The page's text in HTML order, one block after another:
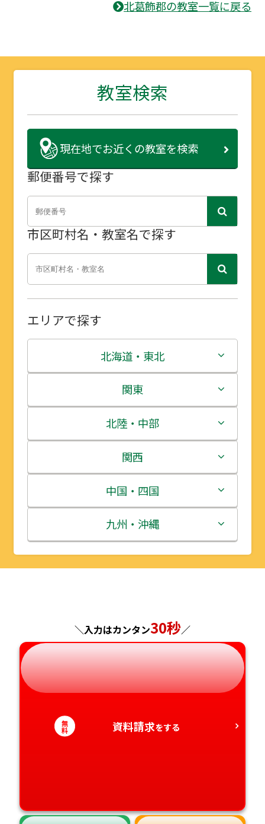
北葛飾郡の教室一覧に戻る
教室検索
現在地でお近くの教室を検索
郵便番号で探す
市区町村名・教室名で探す
エリアで探す
北海道・東北
北海道
青森県
岩手県
宮城県
秋田県
山形県
関東
茨城県
栃木県
群馬県
埼玉県
千葉県
神奈川県
北陸・中部
新潟県
富山県
石川県
福井県
岐阜県
静岡県
愛知県
関西
三重県
滋賀県
京都府
奈良県
和歌山県
中国・四国
鳥取県
島根県
広島県
山口県
徳島県
香川県
九州・沖縄
福岡県
長崎県
熊本県
大分県
宮崎県
＼入力はカンタン30秒／
無
料 資料請求をする